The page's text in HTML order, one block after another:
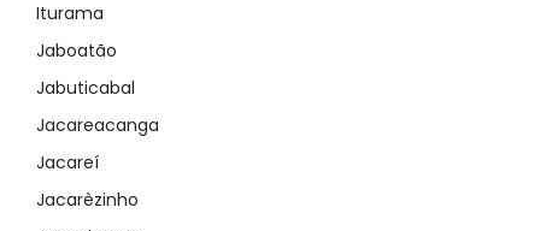
Iturama
Jaboatão
Jabuticabal
Jacareacanga
Jacareí
Jacarèzinho